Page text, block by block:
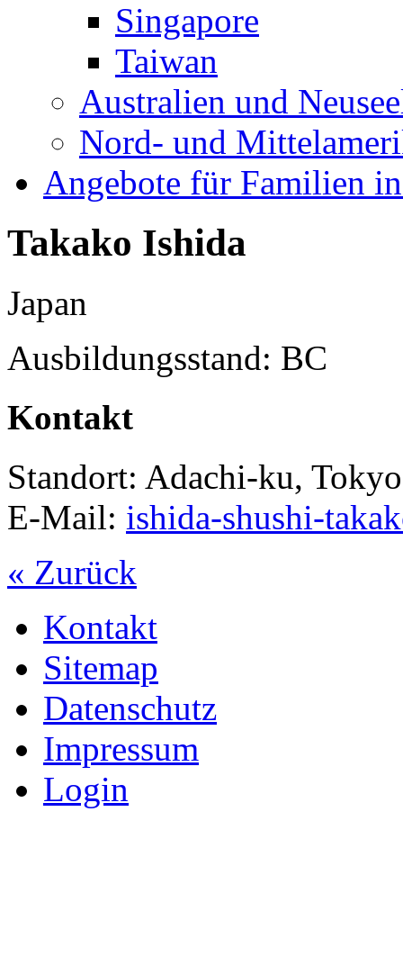
Singapore
Taiwan
Australien und
Nord- und
Angebote für Familien
Takako Ishida
Japan
Ausbildungsstand: BC
Kontakt
Standort: Adachi-ku, Tokyo
E-Mail: ishida-shushi-
« Zurück
Kontakt
Sitemap
Datenschutz
Impressum
Login